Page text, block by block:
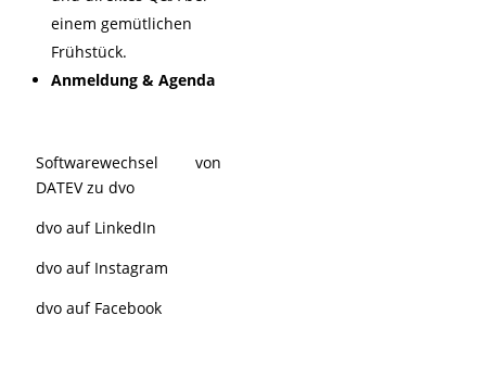
einem gemütlichen
Frühstück.
Anmeldung & Agenda
Softwarewechsel von
DATEV zu dvo
dvo auf LinkedIn
dvo auf Instagram
dvo auf Facebook